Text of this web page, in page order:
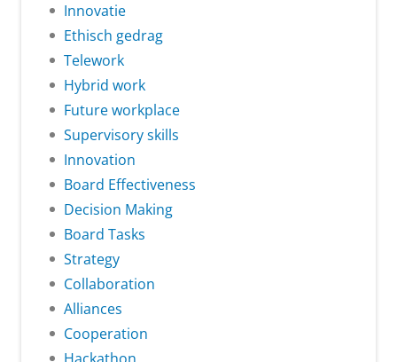
Innovatie
Ethisch gedrag
Telework
Hybrid work
Future workplace
Supervisory skills
Innovation
Board Effectiveness
Decision Making
Board Tasks
Strategy
Collaboration
Alliances
Cooperation